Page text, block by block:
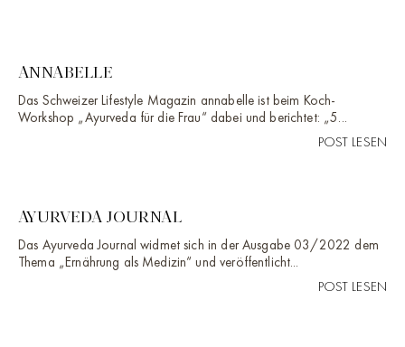
ANNABELLE
Das Schweizer Lifestyle Magazin annabelle ist beim Koch-
Workshop „Ayurveda für die Frau“ dabei und berichtet: „5...
POST LESEN
AYURVEDA JOURNAL
Das Ayurveda Journal widmet sich in der Ausgabe 03/2022 dem
Thema „Ernährung als Medizin“ und veröffentlicht...
POST LESEN